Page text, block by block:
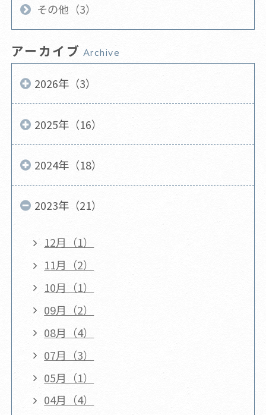
その他（3）
アーカイブ Archive
2026年（3）
2025年（16）
2024年（18）
2023年（21）
12月（1）
11月（2）
10月（1）
09月（2）
08月（4）
07月（3）
05月（1）
04月（4）